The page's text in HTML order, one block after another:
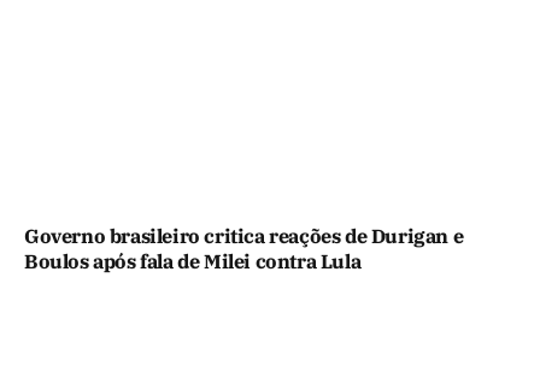
Governo brasileiro critica reações de Durigan e
Boulos após fala de Milei contra Lula